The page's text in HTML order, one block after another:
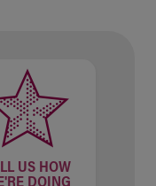
US HOW
DOING